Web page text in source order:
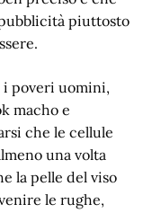
piuttosto
i poveri uomini,
macho e
che le cellule
una volta
la pelle del viso
le rughe,